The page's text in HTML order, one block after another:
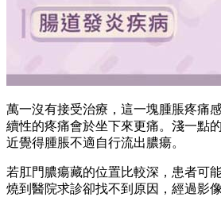
萬一沒有接受治療，這一塊腫脹疼痛
續性的疼痛會於坐下來更痛。淺一點
近覺得腫脹不適自行流出膿瘍。
若肛門膿瘍藏的位置比較深，患者可
燒到醫院求診卻找不到原因，經過影